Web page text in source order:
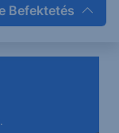
Befektetés